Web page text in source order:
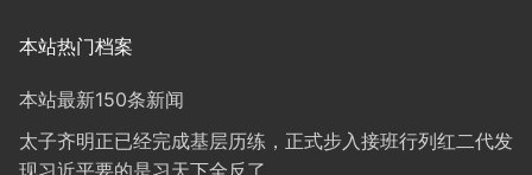
本站热门档案
本站最新150条新闻
太子齐明正已经完成基层历练，正式步入接班行列红二代发
现习近平要的是习天下全反了